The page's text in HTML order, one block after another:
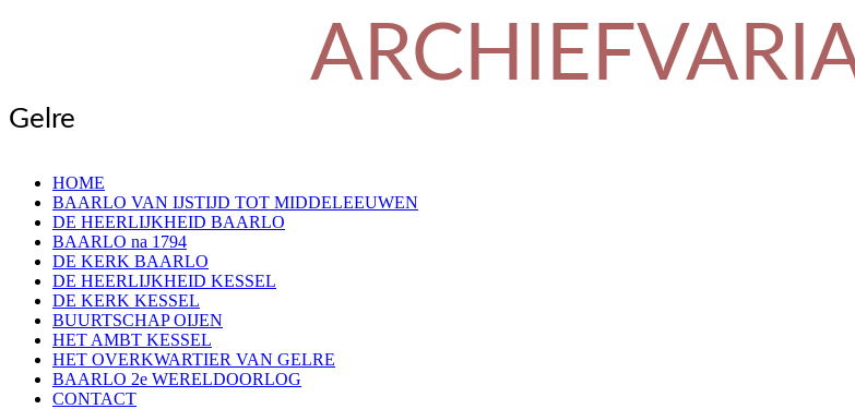
Gelre
HOME
BAARLO VAN IJSTIJD TOT MIDDELEEUWEN
DE HEERLIJKHEID BAARLO
BAARLO na 1794
DE KERK BAARLO
DE HEERLIJKHEID KESSEL
DE KERK KESSEL
BUURTSCHAP OIJEN
HET AMBT KESSEL
HET OVERKWARTIER VAN GELRE
BAARLO 2e WERELDOORLOG
CONTACT